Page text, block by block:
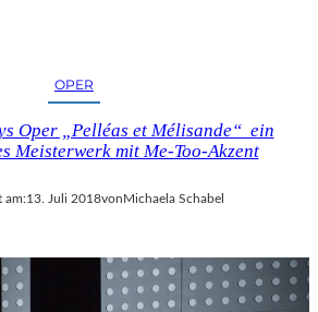
OPER
Oper „Pelléas et Mélisande“ ein
Meisterwerk mit Me-Too-Akzent
am:13. Juli 2018vonMichaela Schabel